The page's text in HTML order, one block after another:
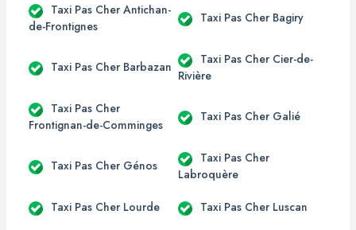
Taxi Pas Cher Antichan-
de-Frontignes
Taxi Pas Cher Bagiry
Taxi Pas Cher Barbazan
Taxi Pas Cher Cier-de-
Rivière
Taxi Pas Cher
Frontignan-de-Comminges
Taxi Pas Cher Galié
Taxi Pas Cher Génos
Taxi Pas Cher
Labroquère
Taxi Pas Cher Lourde Taxi Pas Cher Luscan